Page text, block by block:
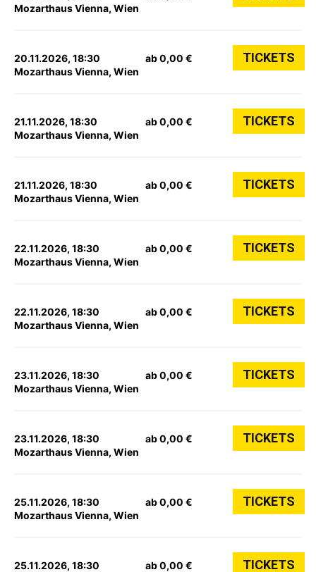
Mozarthaus Vienna, Wien
20.11.2026, 18:30
Mozarthaus Vienna, Wien
ab 0,00 € TICKETS
21.11.2026, 18:30
Mozarthaus Vienna, Wien
ab 0,00 € TICKETS
21.11.2026, 18:30
Mozarthaus Vienna, Wien
ab 0,00 € TICKETS
22.11.2026, 18:30
Mozarthaus Vienna, Wien
ab 0,00 € TICKETS
22.11.2026, 18:30
Mozarthaus Vienna, Wien
ab 0,00 € TICKETS
23.11.2026, 18:30
Mozarthaus Vienna, Wien
ab 0,00 € TICKETS
23.11.2026, 18:30
Mozarthaus Vienna, Wien
ab 0,00 € TICKETS
25.11.2026, 18:30
Mozarthaus Vienna, Wien
ab 0,00 € TICKETS
25.11.2026, 18:30 ab 0,00 € TICKETS